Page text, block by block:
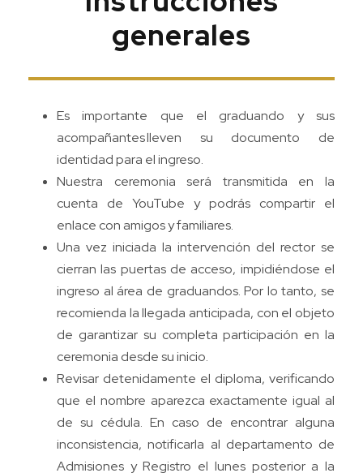
generales
Es importante que el graduando y sus
acompañantes lleven su documento de
identidad para el ingreso.
Nuestra ceremonia será transmitida en la
cuenta de YouTube y podrás compartir el
enlace con amigos y familiares.
Una vez iniciada la intervención del rector se
cierran las puertas de acceso, impidiéndose el
ingreso al área de graduandos. Por lo tanto, se
recomienda la llegada anticipada, con el objeto
de garantizar su completa participación en la
ceremonia desde su inicio.
Revisar detenidamente el diploma, verificando
que el nombre aparezca exactamente igual al
de su cédula. En caso de encontrar alguna
inconsistencia, notificarla al departamento de
Admisiones y Registro el lunes posterior a la